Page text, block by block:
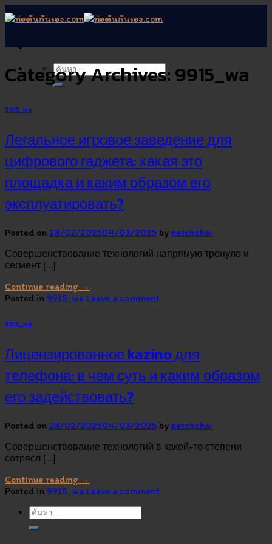
Skip
to
Category Archives:9915_wa
9915_wa
Легальное игровое заведение для
цифрового гаджета: какая это
площадка и каким образом его
эксплуатировать?
Posted on 28/02/202504/03/2025 bypetchchai
Совершенствование технологий напрямую тронуло и
сегмент […]
Continue reading →
Posted in 9915_wa Leave a comment
9915_wa
Лицензированное kazino для
телефона: в чем суть и каким образом
его задействовать?
Posted on 28/02/202504/03/2025 bypetchchai
Совершенствование технологий в какой-то степени
сотрясл […]
Continue reading →
Posted in 9915_wa Leave a comment